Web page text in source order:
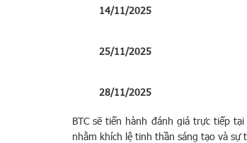
14/11/2025
25/11/2025
28/11/2025
BTC sẽ tiến hành đánh giá trực tiếp
nhằm khích lệ tinh thần sáng tạo và sự